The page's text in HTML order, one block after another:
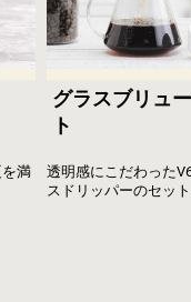
満
グラスブリュ
ト
透明感にこだわった
スドリッパーのセット